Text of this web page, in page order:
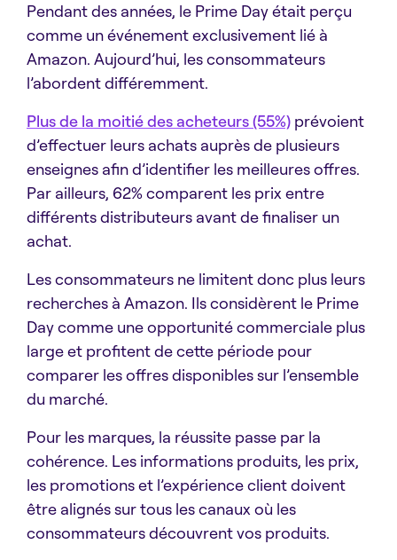
Pendant des années, le Prime Day était perçu
comme un événement exclusivement lié à
Amazon. Aujourd’hui, les consommateurs
l’abordent différemment.
Plus de la moitié des acheteurs (55%) prévoient
d’effectuer leurs achats auprès de plusieurs
enseignes afin d’identifier les meilleures offres.
Par ailleurs, 62% comparent les prix entre
différents distributeurs avant de finaliser un
achat.
Les consommateurs ne limitent donc plus leurs
recherches à Amazon. Ils considèrent le Prime
Day comme une opportunité commerciale plus
large et profitent de cette période pour
comparer les offres disponibles sur l’ensemble
du marché.
Pour les marques, la réussite passe par la
cohérence. Les informations produits, les prix,
les promotions et l’expérience client doivent
être alignés sur tous les canaux où les
consommateurs découvrent vos produits.